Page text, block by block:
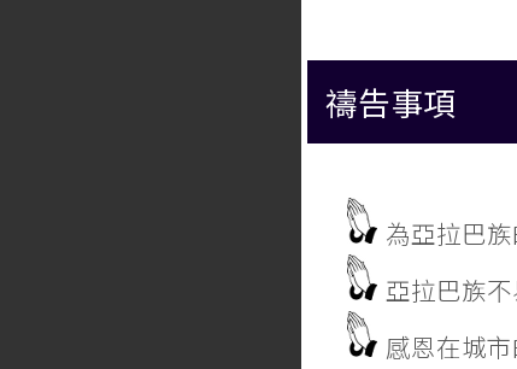
禱告事項
為亞拉巴
亞拉巴族
感恩在城